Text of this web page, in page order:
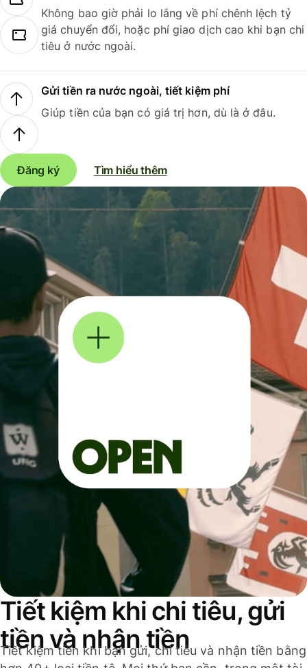
Không bao giờ phải lo lắng về phí chênh lệch tỷ
giá chuyển đổi, hoặc phí giao dịch cao khi bạn chi
tiêu ở nước ngoài.
Gửi tiền ra nước ngoài, tiết kiệm phí
Giúp tiền của bạn có giá trị hơn, dù là ở đâu.
Đăng ký Tìm hiểu thêm
Tiết kiệm khi chi tiêu, gửi
tiền và nhận tiền
Tiết kiệm tiền khi bạn gửi, chi tiêu và nhận tiền bằng